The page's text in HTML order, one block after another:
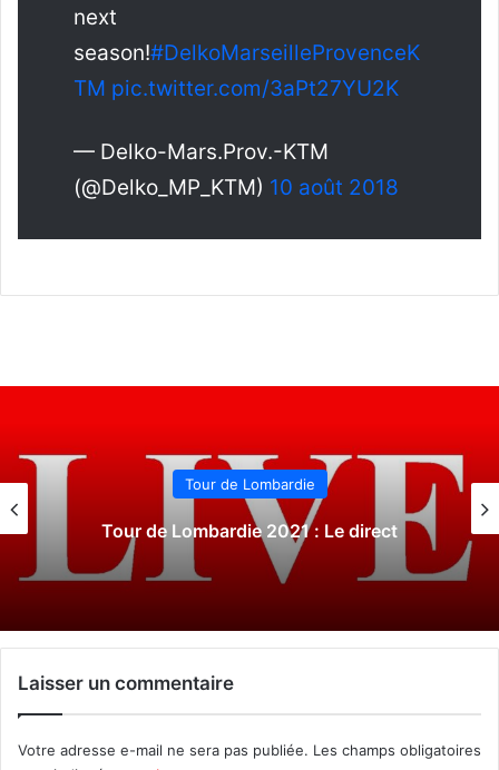
next
season!#DelkoMarseilleProvenceK
TM pic.twitter.com/3aPt27YU2K
— Delko-Mars.Prov.-KTM
(@Delko_MP_KTM) 10 août 2018
Tour du Piémont
Tour du Piémont 2021 : Le direct
Laisser un commentaire
Votre adresse e-mail ne sera pas publiée. Les champs obligatoires